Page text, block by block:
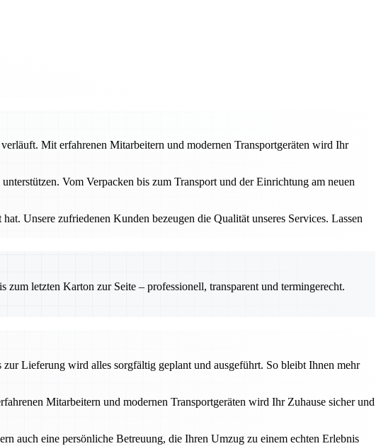
Mit erfahrenen Mitarbeitern und modernen Transportgeräten wird Ihr
Vom Verpacken bis zum Transport und der Einrichtung am neuen
Unsere zufriedenen Kunden bezeugen die Qualität unseres Services. Lassen
zum letzten Karton zur Seite – professionell, transparent und termingerecht.
Lieferung wird alles sorgfältig geplant und ausgeführt. So bleibt Ihnen mehr
Mitarbeitern und modernen Transportgeräten wird Ihr Zuhause sicher und
auch eine persönliche Betreuung, die Ihren Umzug zu einem echten Erlebnis